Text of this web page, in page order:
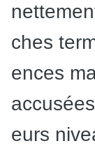
ches
ences
accusées
eurs